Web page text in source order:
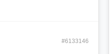
#6133146